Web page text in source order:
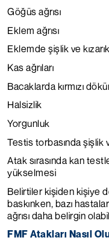
Göğüs ağrısı
Eklem ağrısı
Eklemde şişlik ve
Kas ağrıları
Bacaklarda kırmızı
Halsizlik
Yorgunluk
Testis torbasında şişlik
Atak sırasında kan
yükselmesi
Belirtiler kişiden kişiye
baskınken, bazı
ağrısı daha belirgin
FMF Atakları Nasıl